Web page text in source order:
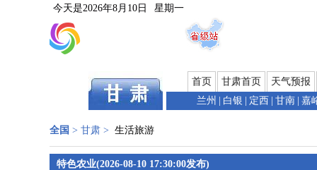
今天是2026年8月10日 星期一
首页 甘肃首页
天气预报
兰州
白银 定西 甘南 嘉
全国 > 甘肃 > 生活旅游
特色农业(2026-08-10 17:30:00发布)